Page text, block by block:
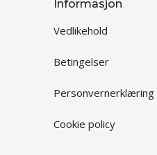
Informasjon
Vedlikehold
Betingelser
Personvernerklæring
Cookie policy